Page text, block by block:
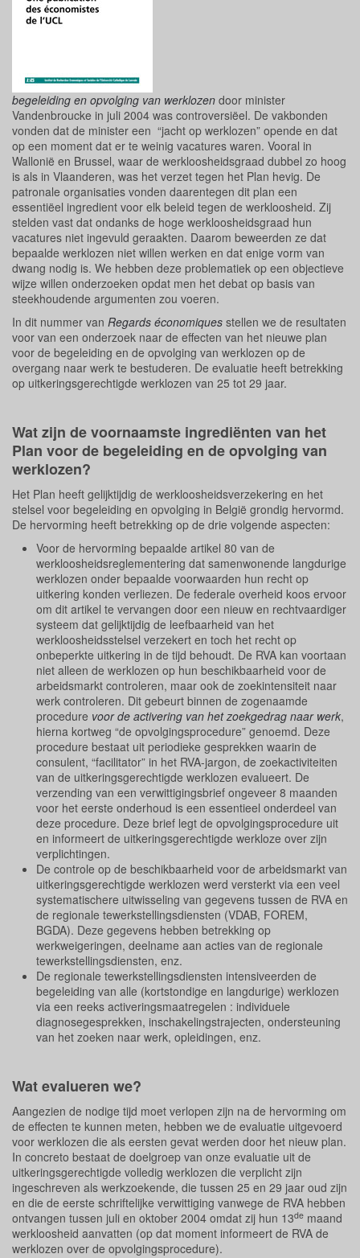
begeleiding en opvolging van werklozen door minister
Vandenbroucke in juli 2004 was controversiëel. De vakbonden
vonden dat de minister een “jacht op werklozen” opende en dat
op een moment dat er te weinig vacatures waren. Vooral in
Wallonië en Brussel, waar de werkloosheidsgraad dubbel zo hoog
is als in Vlaanderen, was het verzet tegen het Plan hevig. De
patronale organisaties vonden daarentegen dit plan een
essentiëel ingredient voor elk beleid tegen de werkloosheid. Zij
stelden vast dat ondanks de hoge werkloosheidsgraad hun
vacatures niet ingevuld geraakten. Daarom beweerden ze dat
bepaalde werklozen niet willen werken en dat enige vorm van
dwang nodig is. We hebben deze problematiek op een objectieve
wijze willen onderzoeken opdat men het debat op basis van
steekhoudende argumenten zou voeren.
In dit nummer van Regards économiques stellen we de resultaten
voor van een onderzoek naar de effecten van het nieuwe plan
voor de begeleiding en de opvolging van werklozen op de
overgang naar werk te bestuderen. De evaluatie heeft betrekking
op uitkeringsgerechtigde werklozen van 25 tot 29 jaar.
Wat zijn de voornaamste ingrediënten van het
Plan voor de begeleiding en de opvolging van
werklozen?
Het Plan heeft gelijktijdig de werkloosheidsverzekering en het
stelsel voor begeleiding en opvolging in België grondig hervormd.
De hervorming heeft betrekking op de drie volgende aspecten:
Voor de hervorming bepaalde artikel 80 van de
werkloosheidsreglementering dat samenwonende langdurige
werklozen onder bepaalde voorwaarden hun recht op
uitkering konden verliezen. De federale overheid koos ervoor
om dit artikel te vervangen door een nieuw en rechtvaardiger
systeem dat gelijktijdig de leefbaarheid van het
werkloosheidsstelsel verzekert en toch het recht op
onbeperkte uitkering in de tijd behoudt. De RVA kan voortaan
niet alleen de werklozen op hun beschikbaarheid voor de
arbeidsmarkt controleren, maar ook de zoekintensiteit naar
werk controleren. Dit gebeurt binnen de zogenaamde
procedure voor de activering van het zoekgedrag naar werk,
hierna kortweg “de opvolgingsprocedure” genoemd. Deze
procedure bestaat uit periodieke gesprekken waarin de
consulent, “facilitator” in het RVA-jargon, de zoekactiviteiten
van de uitkeringsgerechtigde werklozen evalueert. De
verzending van een verwittigingsbrief ongeveer 8 maanden
voor het eerste onderhoud is een essentieel onderdeel van
deze procedure. Deze brief legt de opvolgingsprocedure uit
en informeert de uitkeringsgerechtigde werkloze over zijn
verplichtingen.
De controle op de beschikbaarheid voor de arbeidsmarkt van
uitkeringsgerechtigde werklozen werd versterkt via een veel
systematischere uitwisseling van gegevens tussen de RVA en
de regionale tewerkstellingsdiensten (VDAB, FOREM,
BGDA). Deze gegevens hebben betrekking op
werkweigeringen, deelname aan acties van de regionale
tewerkstellingsdiensten, enz.
De regionale tewerkstellingsdiensten intensiveerden de
begeleiding van alle (kortstondige en langdurige) werklozen
via een reeks activeringsmaatregelen : individuele
diagnosegesprekken, inschakelingstrajecten, ondersteuning
van het zoeken naar werk, opleidingen, enz.
Wat evalueren we?
Aangezien de nodige tijd moet verlopen zijn na de hervorming om
de effecten te kunnen meten, hebben we de evaluatie uitgevoerd
voor werklozen die als eersten gevat werden door het nieuw plan.
In concreto bestaat de doelgroep van onze evaluatie uit de
uitkeringsgerechtigde volledig werklozen die verplicht zijn
ingeschreven als werkzoekende, die tussen 25 en 29 jaar oud zijn
en die de eerste schriftelijke verwittiging vanwege de RVA hebben
ontvangen tussen juli en oktober 2004 omdat zij hun 13de maand
werkloosheid aanvatten (op dat moment informeert de RVA de
werklozen over de opvolgingsprocedure).